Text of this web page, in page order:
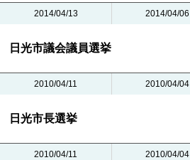
2014/04/13 2014/04/06
日光市議会議員選挙
2010/04/11 2010/04/04
日光市長選挙
2010/04/11 2010/04/04